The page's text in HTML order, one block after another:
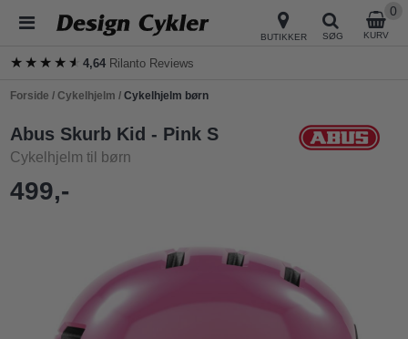
BUTIKKER SØG KURV
0
★★★★★
★★★★★4,64 Rilanto Reviews
Forside /Cykelhjelm /Cykelhjelm børn
Abus Skurb Kid - Pink S
Cykelhjelm til børn
499,-